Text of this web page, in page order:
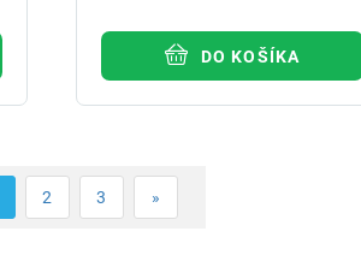
DO KOŠÍKA
2 3 »